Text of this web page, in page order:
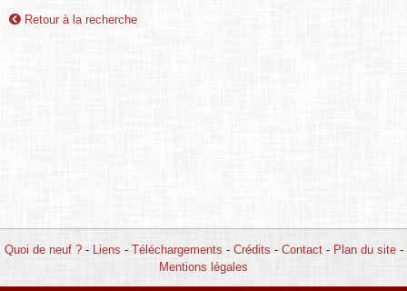
Retour à la recherche
Quoi de neuf ?- Liens - Téléchargements - Crédits - Contact- Plan du site-
Mentions légales